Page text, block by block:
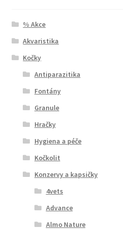
% Akce
Akvaristika
Kočky
Antiparazitika
Fontány
Granule
Hračky
Hygiena a péče
Kočkolit
Konzervy a kapsičky
4vets
Advance
Almo Nature